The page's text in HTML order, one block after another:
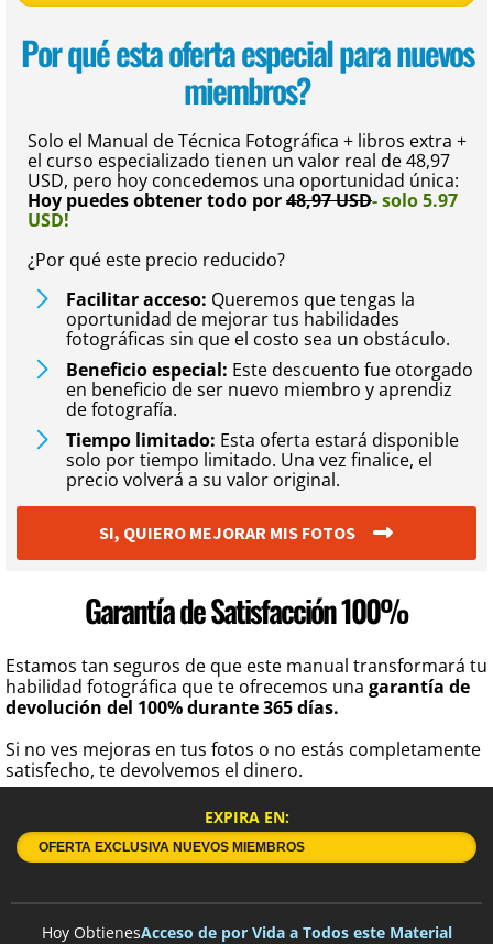
Por qué esta oferta especial para nuevos
miembros?
Solo el Manual de Técnica Fotográfica + libros extra +
el curso especializado tienen un valor real de 48,97
USD, pero hoy concedemos una oportunidad única:
Hoy puedes obtener todo por48,97 USD- solo 5.97
USD!
¿Por qué este precio reducido?
Facilitar acceso: Queremos que tengas la
oportunidad de mejorar tus habilidades
fotográficas sin que el costo sea un obstáculo.
Beneficio especial: Este descuento fue otorgado
en beneficio de ser nuevo miembro y aprendiz
de fotografía.
Tiempo limitado: Esta oferta estará disponible
solo por tiempo limitado. Una vez finalice, el
precio volverá a su valor original.
SI, QUIERO MEJORAR MIS FOTOS
Garantía de Satisfacción 100%
Estamos tan seguros de que este manual transformará tu
habilidad fotográfica que te ofrecemos una garantía de
devolución del 100% durante 365 días.
Si no ves mejoras en tus fotos o no estás completamente
satisfecho, te devolvemos el dinero.
EXPIRA EN:
OFERTA EXCLUSIVA NUEVOS MIEMBROS
Hoy ObtienesAcceso de por Vida a Todos este Material